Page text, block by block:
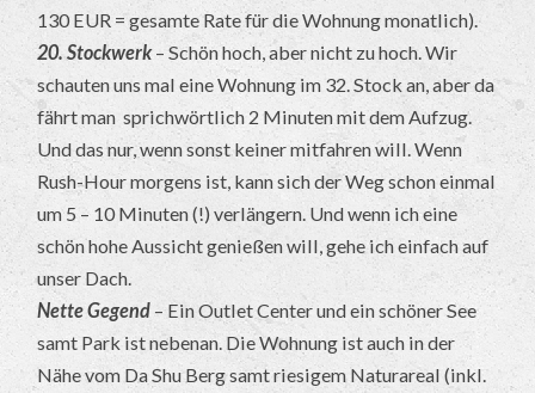
130 EUR = gesamte Rate für die Wohnung monatlich).
20. Stockwerk– Schön hoch, aber nicht zu hoch. Wir
schauten uns mal eine Wohnung im 32. Stock an, aber da
fährt man sprichwörtlich 2 Minuten mit dem Aufzug.
Und das nur, wenn sonst keiner mitfahren will. Wenn
Rush-Hour morgens ist, kann sich der Weg schon einmal
um 5 – 10 Minuten (!) verlängern. Und wenn ich eine
schön hohe Aussicht genießen will, gehe ich einfach auf
unser Dach.
Nette Gegend – Ein Outlet Center und ein schöner See
samt Park ist nebenan. Die Wohnung ist auch in der
Nähe vom Da Shu Berg samt riesigem Naturareal (inkl.